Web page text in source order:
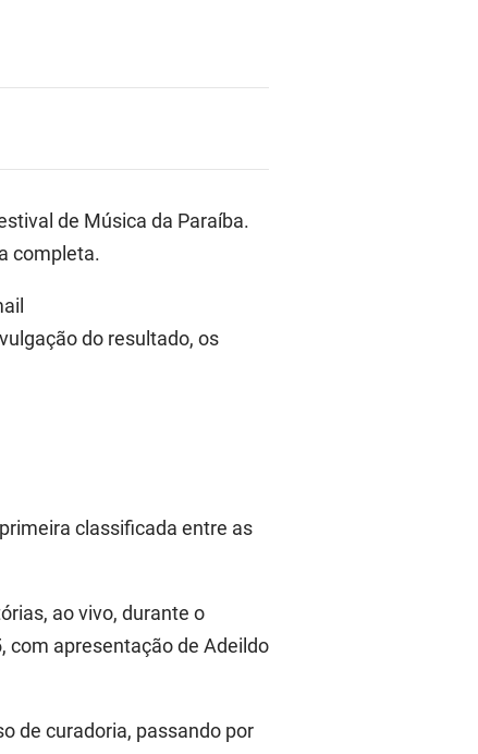
de Música da Paraíba.
completa.
do resultado, os
classificada entre as
ao vivo, durante o
, com apresentação de Adeildo
de curadoria, passando por